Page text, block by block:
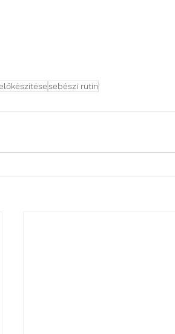
sebészi rutin